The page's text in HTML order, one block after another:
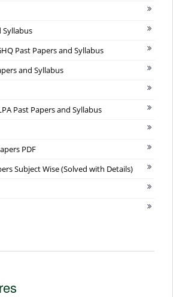
Syllabus
Past Papers and Syllabus
and Syllabus
Past Papers and Syllabus
PDF
Subject Wise (Solved with Details)